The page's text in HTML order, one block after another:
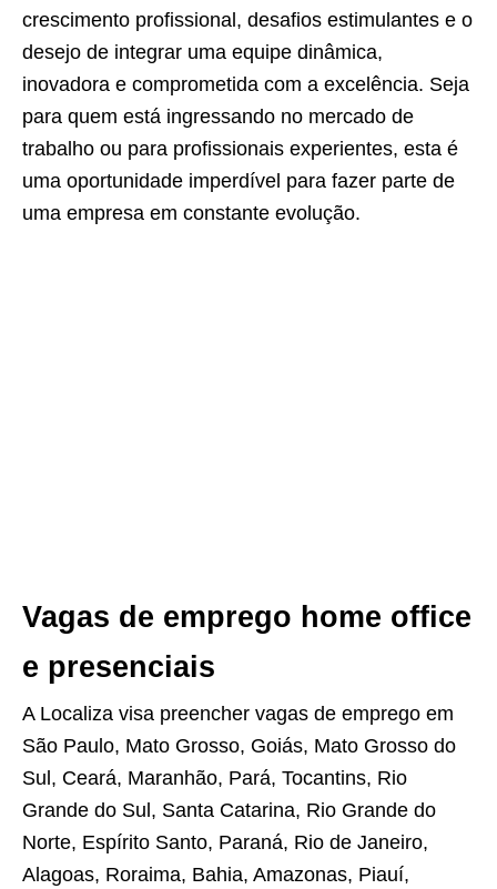
crescimento profissional, desafios estimulantes e o
desejo de integrar uma equipe dinâmica,
inovadora e comprometida com a excelência. Seja
para quem está ingressando no mercado de
trabalho ou para profissionais experientes, esta é
uma oportunidade imperdível para fazer parte de
uma empresa em constante evolução.
Vagas de emprego home office
e presenciais
A Localiza visa preencher vagas de emprego em
São Paulo, Mato Grosso, Goiás, Mato Grosso do
Sul, Ceará, Maranhão, Pará, Tocantins, Rio
Grande do Sul, Santa Catarina, Rio Grande do
Norte, Espírito Santo, Paraná, Rio de Janeiro,
Alagoas, Roraima, Bahia, Amazonas, Piauí,